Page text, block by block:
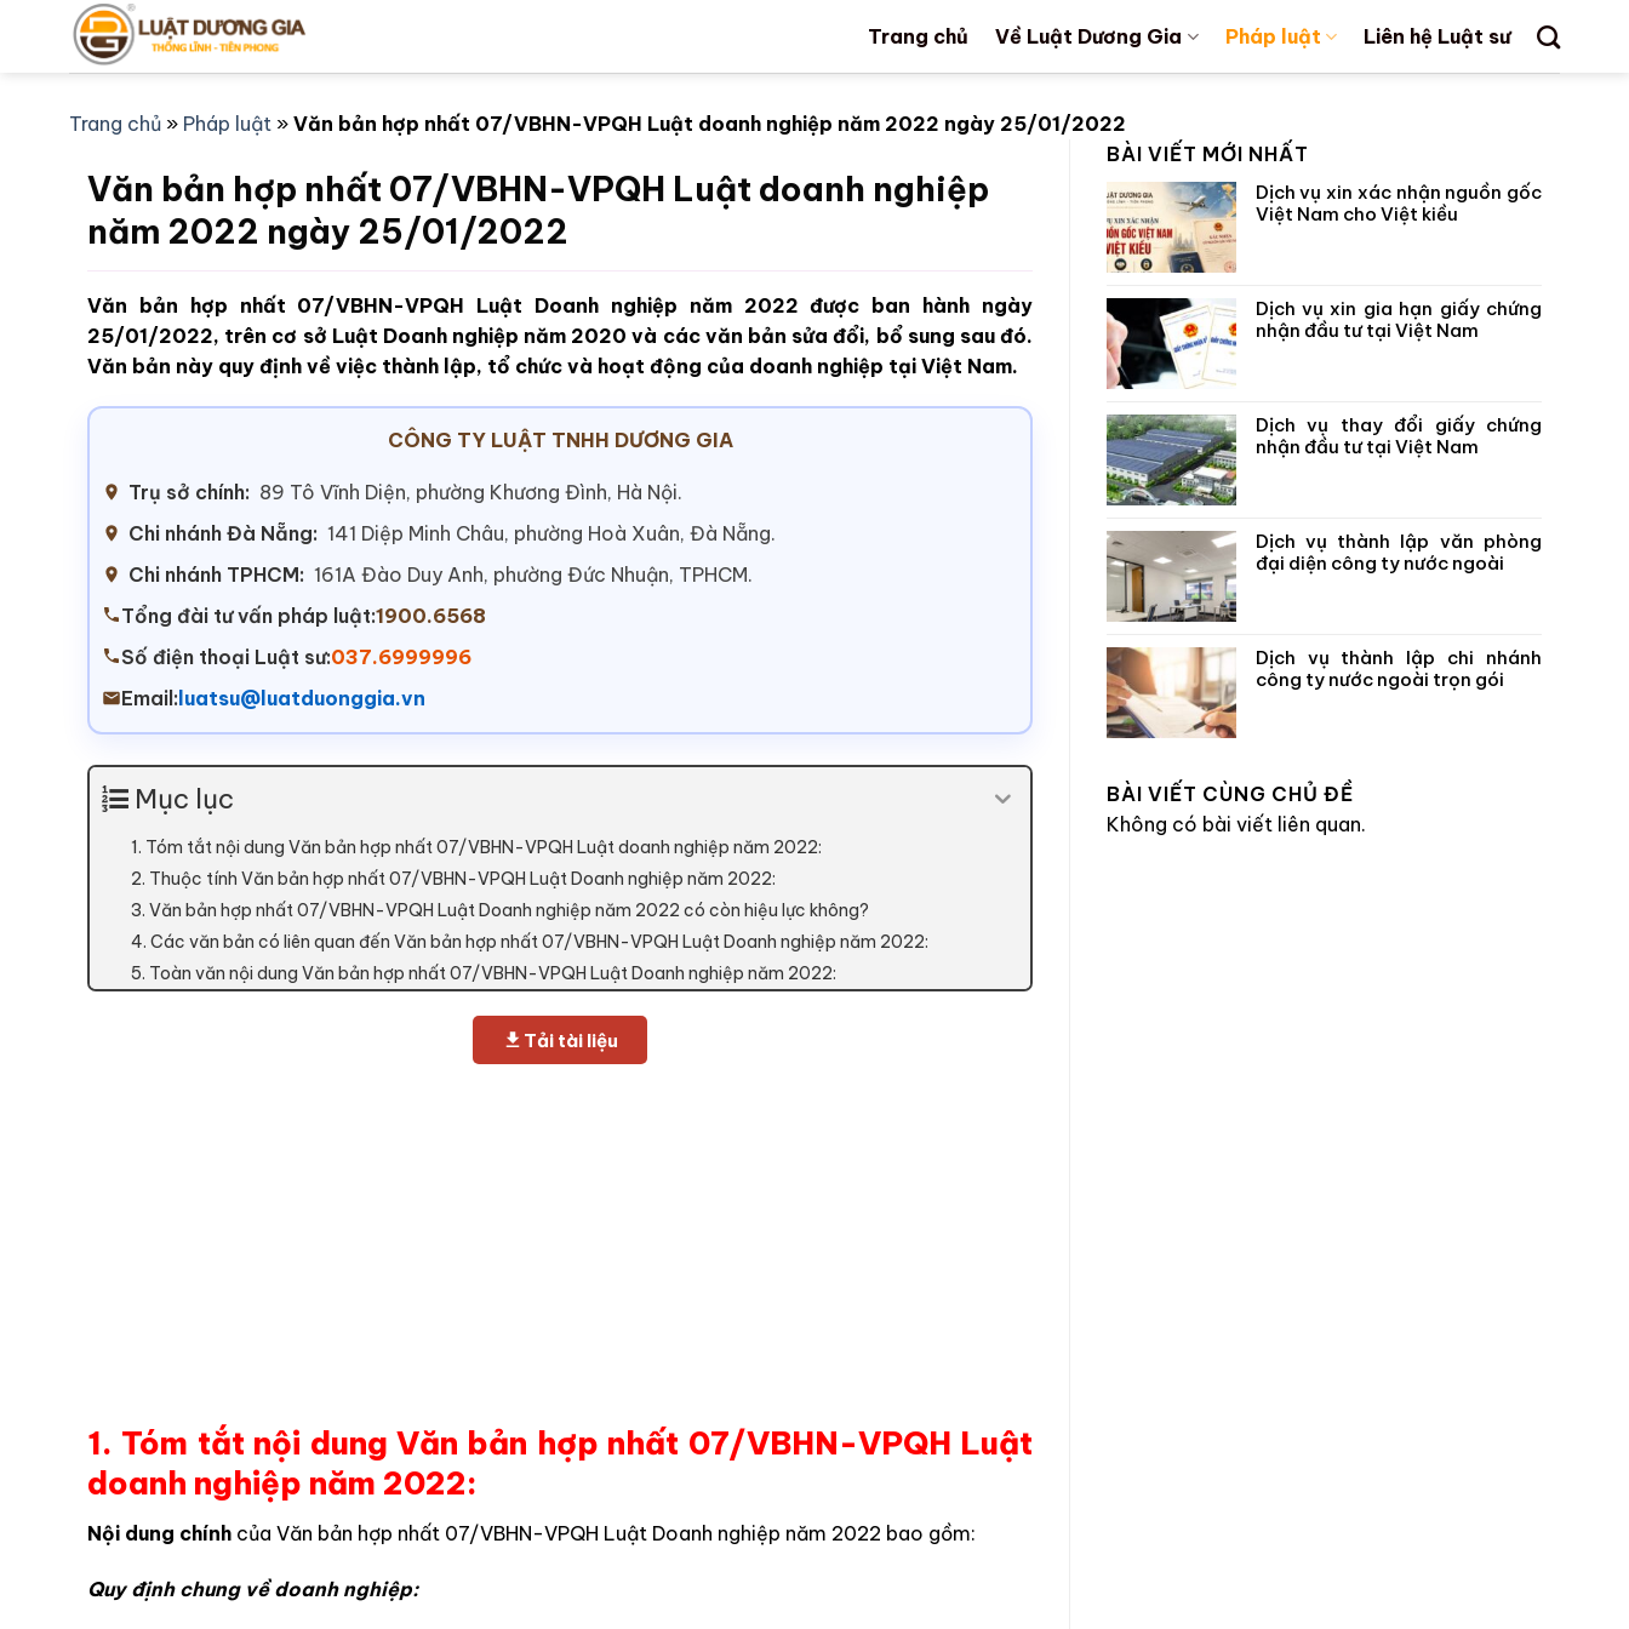
Trang chủ Về Luật Dương Gia Pháp luật Liên hệ Luật sư
Trang chủ » Pháp luật » Văn bản hợp nhất 07/VBHN-VPQH Luật doanh nghiệp năm 2022 ngày 25/01/2022
Văn bản hợp nhất 07/VBHN-VPQH Luật doanh nghiệp
năm 2022 ngày 25/01/2022
Văn bản hợp nhất 07/VBHN-VPQH Luật Doanh nghiệp năm 2022 được ban hành ngày
25/01/2022, trên cơ sở Luật Doanh nghiệp năm 2020 và các văn bản sửa đổi, bổ sung sau đó.
Văn bản này quy định về việc thành lập, tổ chức và hoạt động của doanh nghiệp tại Việt Nam.
CÔNG TY LUẬT TNHH DƯƠNG GIA
Trụ sở chính: 89 Tô Vĩnh Diện, phường Khương Đình, Hà Nội.
Chi nhánh Đà Nẵng: 141 Diệp Minh Châu, phường Hoà Xuân, Đà Nẵng.
Chi nhánh TPHCM: 161A Đào Duy Anh, phường Đức Nhuận, TPHCM.
Tổng đài tư vấn pháp luật:1900.6568
Số điện thoại Luật sư:037.6999996
Email: luatsu@luatduonggia.vn
Mục lục
1. Tóm tắt nội dung Văn bản hợp nhất 07/VBHN-VPQH Luật doanh nghiệp năm 2022:
2. Thuộc tính Văn bản hợp nhất 07/VBHN-VPQH Luật Doanh nghiệp năm 2022:
3. Văn bản hợp nhất 07/VBHN-VPQH Luật Doanh nghiệp năm 2022 có còn hiệu lực không?
4. Các văn bản có liên quan đến Văn bản hợp nhất 07/VBHN-VPQH Luật Doanh nghiệp năm 2022:
5. Toàn văn nội dung Văn bản hợp nhất 07/VBHN-VPQH Luật Doanh nghiệp năm 2022:
Tải tài liệu
1. Tóm tắt nội dung Văn bản hợp nhất 07/VBHN-VPQH Luật
doanh nghiệp năm 2022:
Nội dung chính của Văn bản hợp nhất 07/VBHN-VPQH Luật Doanh nghiệp năm 2022 bao gồm:
Quy định chung về doanh nghiệp:
BÀI VIẾT MỚI NHẤT
Dịch vụ xin xác nhận nguồn gốc
Việt Nam cho Việt kiều
Dịch vụ xin gia hạn giấy chứng
nhận đầu tư tại Việt Nam
Dịch vụ thay đổi giấy chứng
nhận đầu tư tại Việt Nam
Dịch vụ thành lập văn phòng
đại diện công ty nước ngoài
Dịch vụ thành lập chi nhánh
công ty nước ngoài trọn gói
BÀI VIẾT CÙNG CHỦ ĐỀ
Không có bài viết liên quan.